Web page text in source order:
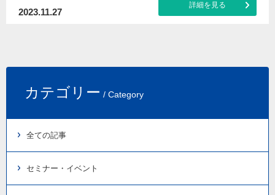
2023.11.27
詳細を見る
カテゴリー / Category
全ての記事
セミナー・イベント